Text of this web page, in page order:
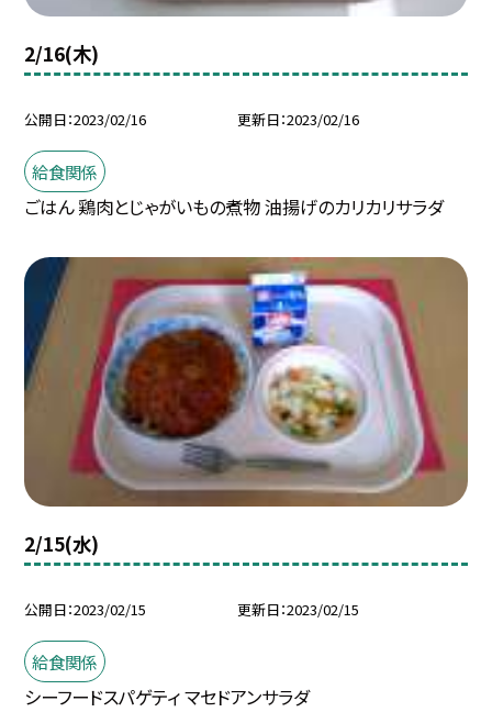
2/16(木)
公開日 2023/02/16 更新日 2023/02/16
給食関係
ごはん 鶏肉とじゃがいもの煮物 油揚げのカリカリサラダ
2/15(水)
公開日 2023/02/15 更新日 2023/02/15
給食関係
シーフードスパゲティ マセドアンサラダ